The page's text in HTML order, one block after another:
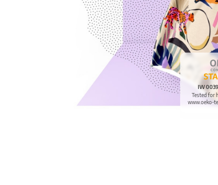
IW
Tested for
www.oeko-